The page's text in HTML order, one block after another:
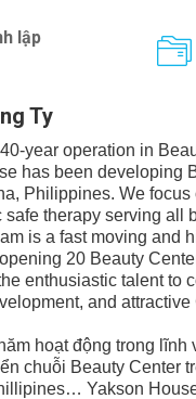
lập
Ty
year operation in
has been developing
Philippines. We
safe therapy serving all
is a fast moving and
20 Beauty
enthusiastic talent to
and
hoạt động trong lĩnh
chuỗi Beauty Center
Yakson